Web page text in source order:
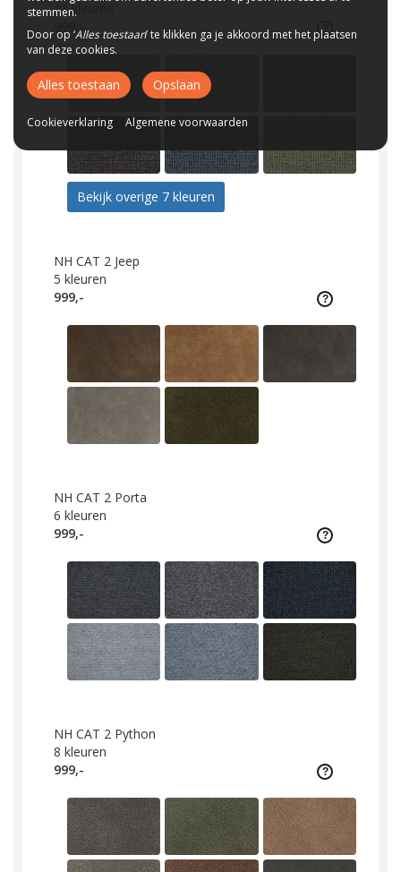
13 kleuren
999,-
Bekijk overige 7 kleuren
NH CAT 2 Jeep
5 kleuren
999,-
NH CAT 2 Porta
6 kleuren
999,-
NH CAT 2 Python
8 kleuren
999,-
stemmen.
Door op ‘Alles toestaan’ te klikken ga je akkoord met het plaatsen
van deze cookies.
Alles toestaan Opslaan
Cookieverklaring Algemene voorwaarden